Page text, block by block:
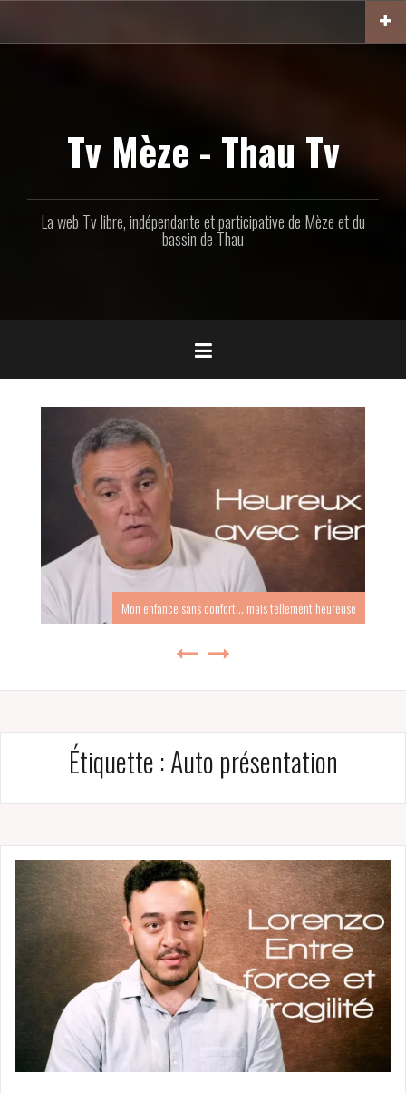
contenu
Tv Mèze - Thau Tv
La web Tv libre, indépendante et participative de Mèze et du
bassin de Thau
Mon enfance sans confort… mais tellement heureuse
Étiquette :Auto présentation